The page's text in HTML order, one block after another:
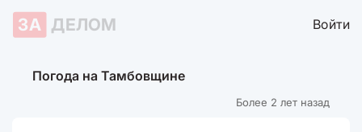
ЗА ДЕЛОМ Войти
Погода на Тамбовщине
Более 2 лет назад